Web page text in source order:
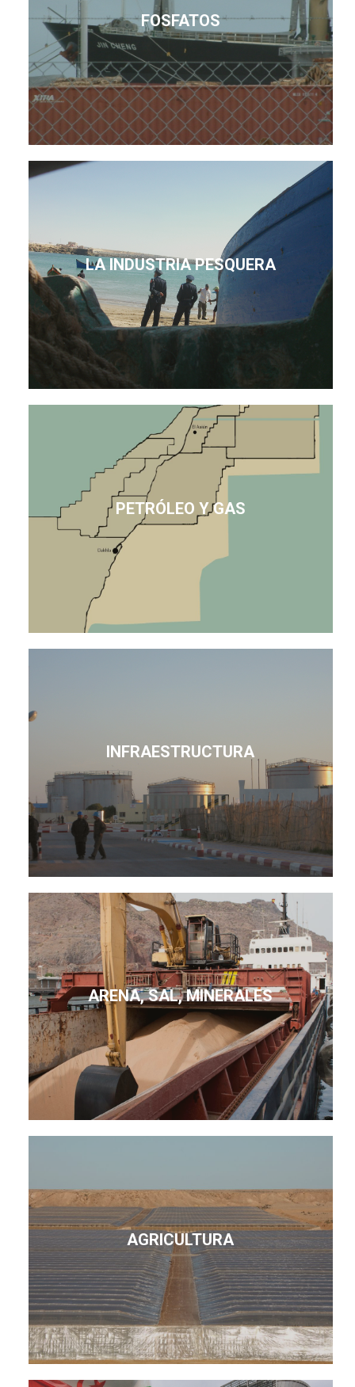
FOSFATOS
LA INDUSTRIA PESQUERA
PETRÓLEO Y GAS
INFRAESTRUCTURA
ARENA, SAL, MINERALES
AGRICULTURA